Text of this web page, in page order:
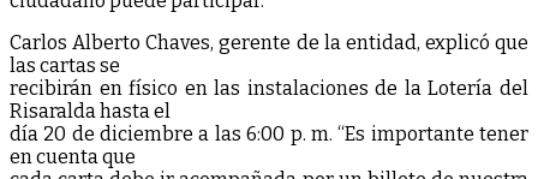
Carlos Alberto Chaves, gerente de la entidad, explicó que
las cartas se
recibirán en físico en las instalaciones de la Lotería del
Risaralda hasta el
día 20 de diciembre a las 6:00 p. m. “Es importante tener
en cuenta que